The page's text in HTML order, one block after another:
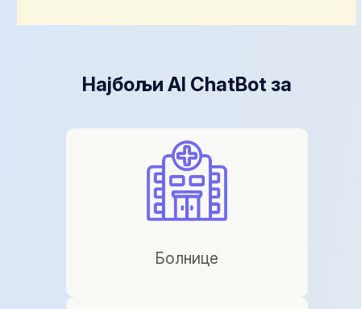
Најбољи AI ChatBot за
Болнице